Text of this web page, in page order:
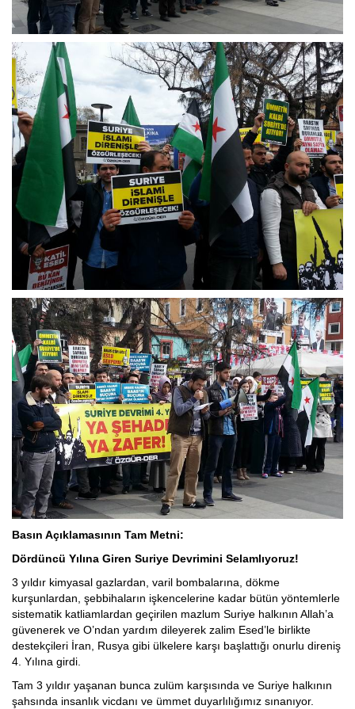
Basın Açıklamasının Tam Metni:
Dördüncü Yılına Giren Suriye Devrimini Selamlıyoruz!
3 yıldır kimyasal gazlardan, varil bombalarına, dökme
kurşunlardan, şebbihaların işkencelerine kadar bütün yöntemlerle
sistematik katliamlardan geçirilen mazlum Suriye halkının Allah’a
güvenerek ve O’ndan yardım dileyerek zalim Esed’le birlikte
destekçileri İran, Rusya gibi ülkelere karşı başlattığı onurlu direniş
4. Yılına girdi.
Tam 3 yıldır yaşanan bunca zulüm karşısında ve Suriye halkının
şahsında insanlık vicdanı ve ümmet duyarlılığımız sınanıyor.